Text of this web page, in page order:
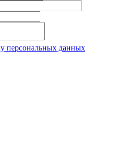
персональных данных